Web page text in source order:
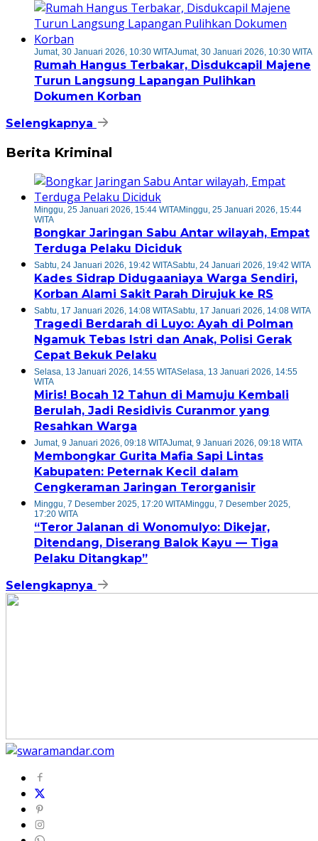
Jumat, 30 Januari 2026, 10:30 WITAJumat, 30 Januari 2026, 10:30 WITA
Rumah Hangus Terbakar, Disdukcapil Majene
Turun Langsung Lapangan Pulihkan
Dokumen Korban
Selengkapnya
Berita Kriminal
Minggu, 25 Januari 2026, 15:44 WITAMinggu, 25 Januari 2026, 15:44
WITA
Bongkar Jaringan Sabu Antar wilayah, Empat
Terduga Pelaku Diciduk
Sabtu, 24 Januari 2026, 19:42 WITASabtu, 24 Januari 2026, 19:42 WITA
Kades Sidrap Didugaaniaya Warga Sendiri,
Korban Alami Sakit Parah Dirujuk ke RS
Sabtu, 17 Januari 2026, 14:08 WITASabtu, 17 Januari 2026, 14:08 WITA
Tragedi Berdarah di Luyo: Ayah di Polman
Ngamuk Tebas Istri dan Anak, Polisi Gerak
Cepat Bekuk Pelaku
Selasa, 13 Januari 2026, 14:55 WITASelasa, 13 Januari 2026, 14:55
WITA
Miris! Bocah 12 Tahun di Mamuju Kembali
Berulah, Jadi Residivis Curanmor yang
Resahkan Warga
Jumat, 9 Januari 2026, 09:18 WITAJumat, 9 Januari 2026, 09:18 WITA
Membongkar Gurita Mafia Sapi Lintas
Kabupaten: Peternak Kecil dalam
Cengkeraman Jaringan Terorganisir
Minggu, 7 Desember 2025, 17:20 WITAMinggu, 7 Desember 2025,
17:20 WITA
“Teror Jalanan di Wonomulyo: Dikejar,
Ditendang, Diserang Balok Kayu — Tiga
Pelaku Ditangkap”
Selengkapnya